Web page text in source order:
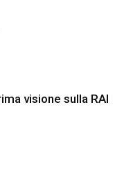
visione sulla RAI